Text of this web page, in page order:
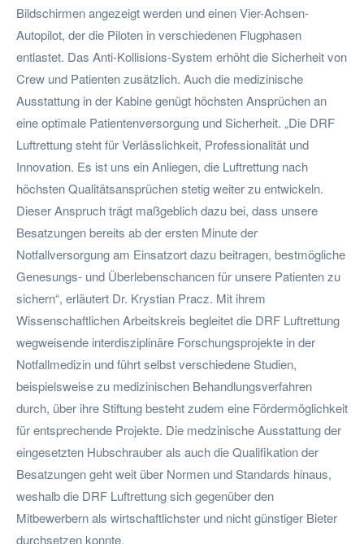
Bildschirmen angezeigt werden und einen Vier-Achsen-
Autopilot, der die Piloten in verschiedenen Flugphasen
entlastet. Das Anti-Kollisions-System erhöht die Sicherheit von
Crew und Patienten zusätzlich. Auch die medizinische
Ausstattung in der Kabine genügt höchsten Ansprüchen an
eine optimale Patientenversorgung und Sicherheit. „Die DRF
Luftrettung steht für Verlässlichkeit, Professionalität und
Innovation. Es ist uns ein Anliegen, die Luftrettung nach
höchsten Qualitätsansprüchen stetig weiter zu entwickeln.
Dieser Anspruch trägt maßgeblich dazu bei, dass unsere
Besatzungen bereits ab der ersten Minute der
Notfallversorgung am Einsatzort dazu beitragen, bestmögliche
Genesungs- und Überlebenschancen für unsere Patienten zu
sichern“, erläutert Dr. Krystian Pracz. Mit ihrem
Wissenschaftlichen Arbeitskreis begleitet die DRF Luftrettung
wegweisende interdisziplinäre Forschungsprojekte in der
Notfallmedizin und führt selbst verschiedene Studien,
beispielsweise zu medizinischen Behandlungsverfahren
durch, über ihre Stiftung besteht zudem eine Fördermöglichkeit
für entsprechende Projekte. Die medzinische Ausstattung der
eingesetzten Hubschrauber als auch die Qualifikation der
Besatzungen geht weit über Normen und Standards hinaus,
weshalb die DRF Luftrettung sich gegenüber den
Mitbewerbern als wirtschaftlichster und nicht günstiger Bieter
durchsetzen konnte.